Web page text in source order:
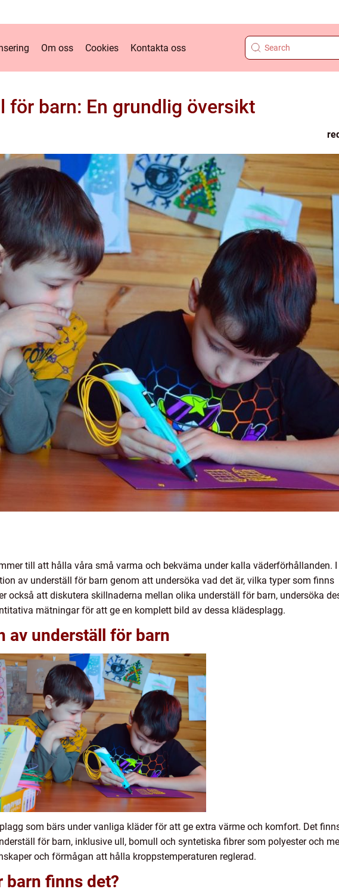
Om oss Cookies Kontakta oss
för barn: En grundlig översikt
till att hålla våra små varma och bekväma under kalla väderförhållanden. I
av underställ för barn genom att undersöka vad det är, vilka typer som finns
också att diskutera skillnaderna mellan olika underställ för barn, undersöka
mätningar för att ge en komplett bild av dessa klädesplagg.
av underställ för barn
som bärs under vanliga kläder för att ge extra värme och komfort. Det
för barn, inklusive ull, bomull och syntetiska fibrer som polyester och
och förmågan att hålla kroppstemperaturen reglerad.
barn finns det?